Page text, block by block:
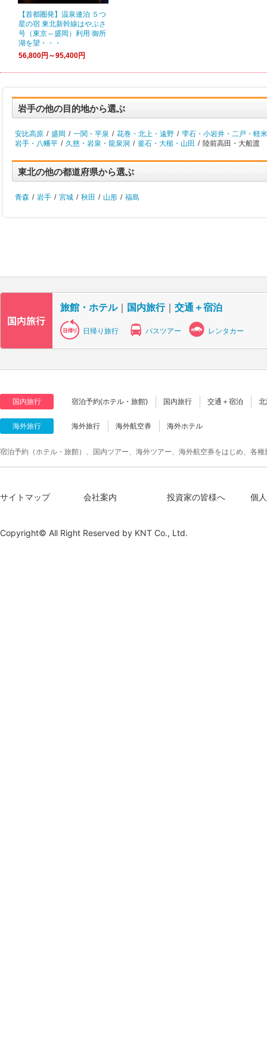
【首都圏発】温泉連泊 ５つ
星の宿 東北新幹線はやぶさ
号（東京⇔盛岡）利用 御所
湖を望・・・
56,800円～95,400円
岩手の他の目的地から選ぶ
安比高原 / 盛岡 / 一関・平泉 / 花巻・北上・遠野 / 雫石・小岩井・二戸・軽米
岩手・八幡平 / 久慈・岩泉・龍泉洞 / 釜石・大槌・山田 / 陸前高田・大船渡
東北の他の都道府県から選ぶ
青森 / 岩手 / 宮城 / 秋田 / 山形 / 福島
旅館・ホテル｜ 国内旅行｜ 交通＋宿泊
日帰り旅行 バスツアー レンタカー
国内旅行 宿泊予約(ホテル・旅館) 国内旅行 交通＋宿泊
海外旅行 海外旅行 海外航空券 海外ホテル
宿泊予約（ホテル・旅館）、国内ツアー、海外ツアー、海外航空券をはじめ、各
サイトマップ 会社案内 投資家の皆様へ 個
Copyright© All Right Reserved by KNT Co., Ltd.